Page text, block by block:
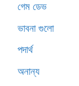
গেম ডেভ
ভাবনা গুলো
পদার্থ
অনান্য